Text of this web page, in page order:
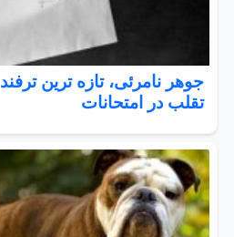
جوهر نامرئی، تازه ترین ترفند
تقلب در امتحانات